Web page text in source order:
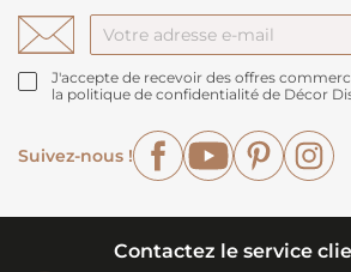
J'accepte de recevoir des offres
la politique de confidentialité de Décor
Suivez-nous !
FacebookYouTube
Contactez le service